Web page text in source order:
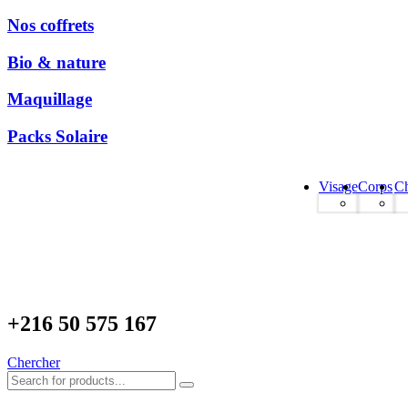
Nos coffrets
Bio & nature
Maquillage
Packs Solaire
VisageCorps
+216 50 575 167
Chercher